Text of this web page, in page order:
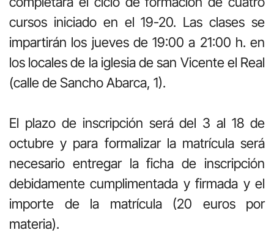
cursos iniciado en el 19-20. Las clases se
impartirán los jueves de 19:00 a 21:00 h. en
los locales de la iglesia de san Vicente el Real
(calle de Sancho Abarca, 1).
El plazo de inscripción será del 3 al 18 de
octubre y para formalizar la matrícula será
necesario entregar la ficha de inscripción
debidamente cumplimentada y firmada y el
importe de la matrícula (20 euros por
materia).